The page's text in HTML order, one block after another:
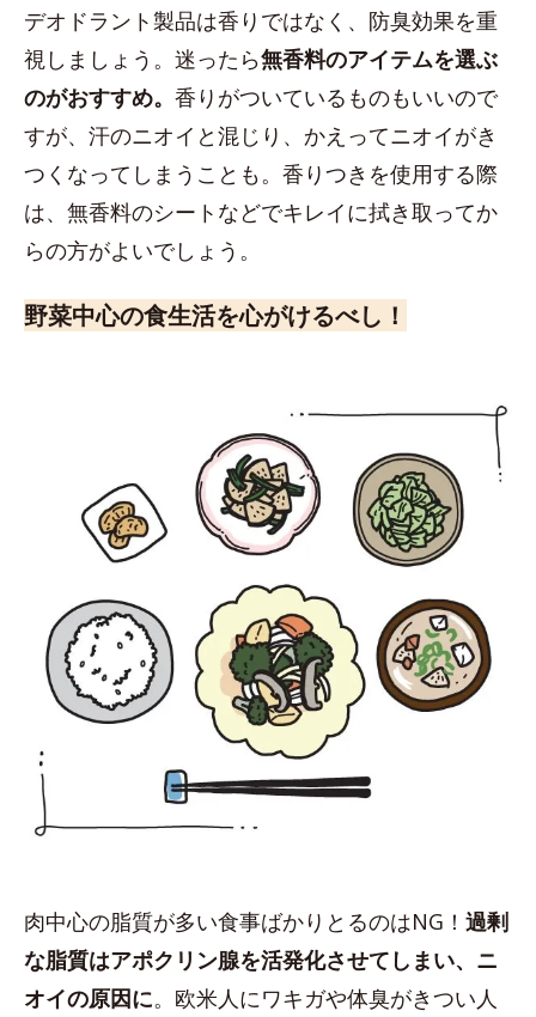
デオドラント製品は香りではなく、防臭効果を重
視しましょう。迷ったら無香料のアイテムを選ぶ
のがおすすめ。 香りがついているものもいいので
すが、汗のニオイと混じり、かえってニオイがき
つくなってしまうことも。香りつきを使用する際
は、無香料のシートなどでキレイに拭き取ってか
らの方がよいでしょう。
野菜中心の食生活を心がけるべし！
肉中心の脂質が多い食事ばかりとるのはNG！ 過剰
な脂質はアポクリン腺を活発化させてしまい、ニ
オイの原因に。欧米人にワキガや体臭がきつい人